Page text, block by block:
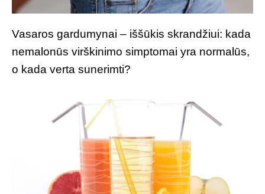
Vasaros gardumynai – iššūkis skrandžiui: kada
nemalonūs virškinimo simptomai yra normalūs,
o kada verta sunerimti?